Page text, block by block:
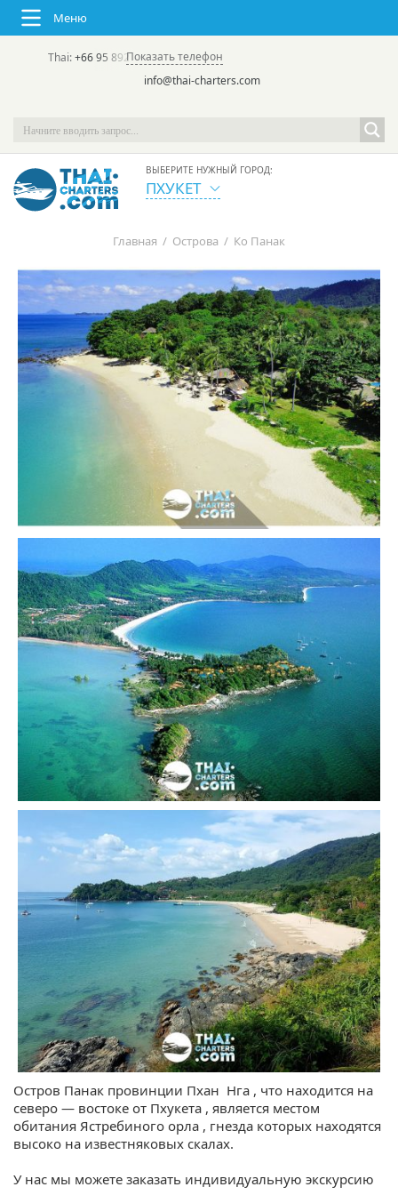
Меню
Thai:+66 95 892 7646(rus/eng) | в России:
Показать телефон
info@thai-charters.com
ВЫБЕРИТЕ НУЖНЫЙ ГОРОД:
ПХУКЕТ
Главная / Острова / Ко Панак
Остров Панак провинции Пхан Нга , что находится на
северо — востоке от Пхукета , является местом
обитания Ястребиного орла , гнезда которых находятся
высоко на известняковых скалах.
У нас мы можете заказать индивидуальную экскурсию